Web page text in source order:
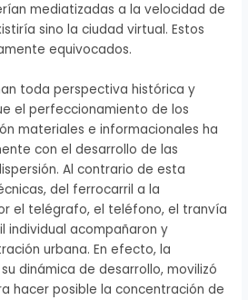
mediatizadas a la velocidad de
sino la ciudad virtual. Estos
equivocados.
toda perspectiva histórica y
el perfeccionamiento de los
materiales e informacionales ha
con el desarrollo de las
Al contrario de esta
del ferrocarril a la
el telégrafo, el teléfono, el tranvía
individual acompañaron y
urbana. En efecto, la
dinámica de desarrollo, movilizó
hacer posible la concentración de